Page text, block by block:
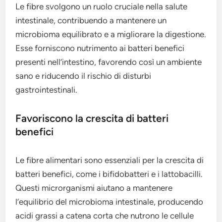
Le fibre svolgono un ruolo cruciale nella salute
intestinale, contribuendo a mantenere un
microbioma equilibrato e a migliorare la digestione.
Esse forniscono nutrimento ai batteri benefici
presenti nell’intestino, favorendo così un ambiente
sano e riducendo il rischio di disturbi
gastrointestinali.
Favoriscono la crescita di batteri
benefici
Le fibre alimentari sono essenziali per la crescita di
batteri benefici, come i bifidobatteri e i lattobacilli.
Questi microrganismi aiutano a mantenere
l’equilibrio del microbioma intestinale, producendo
acidi grassi a catena corta che nutrono le cellule